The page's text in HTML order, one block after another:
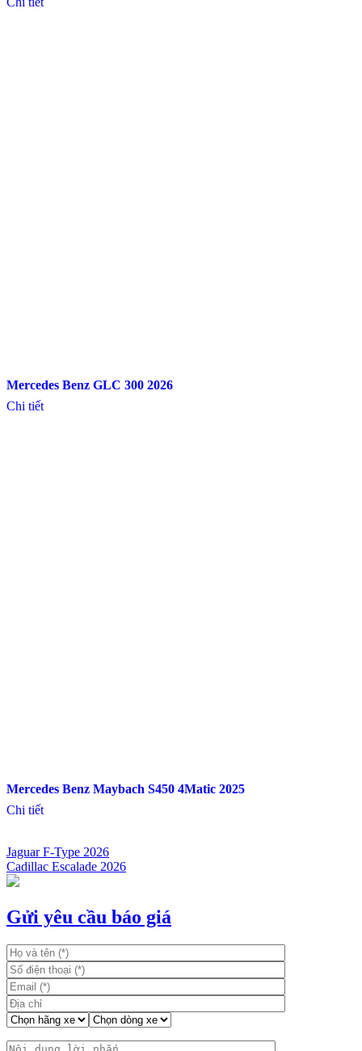
Mercedes Benz GLC 300 2026
Chi tiết
Mercedes Benz Maybach S450 4Matic 2025
Chi tiết
Điều
hướng
bài
Jaguar F-Type 2026
Cadillac Escalade 2026
Gửi yêu cầu báo giá